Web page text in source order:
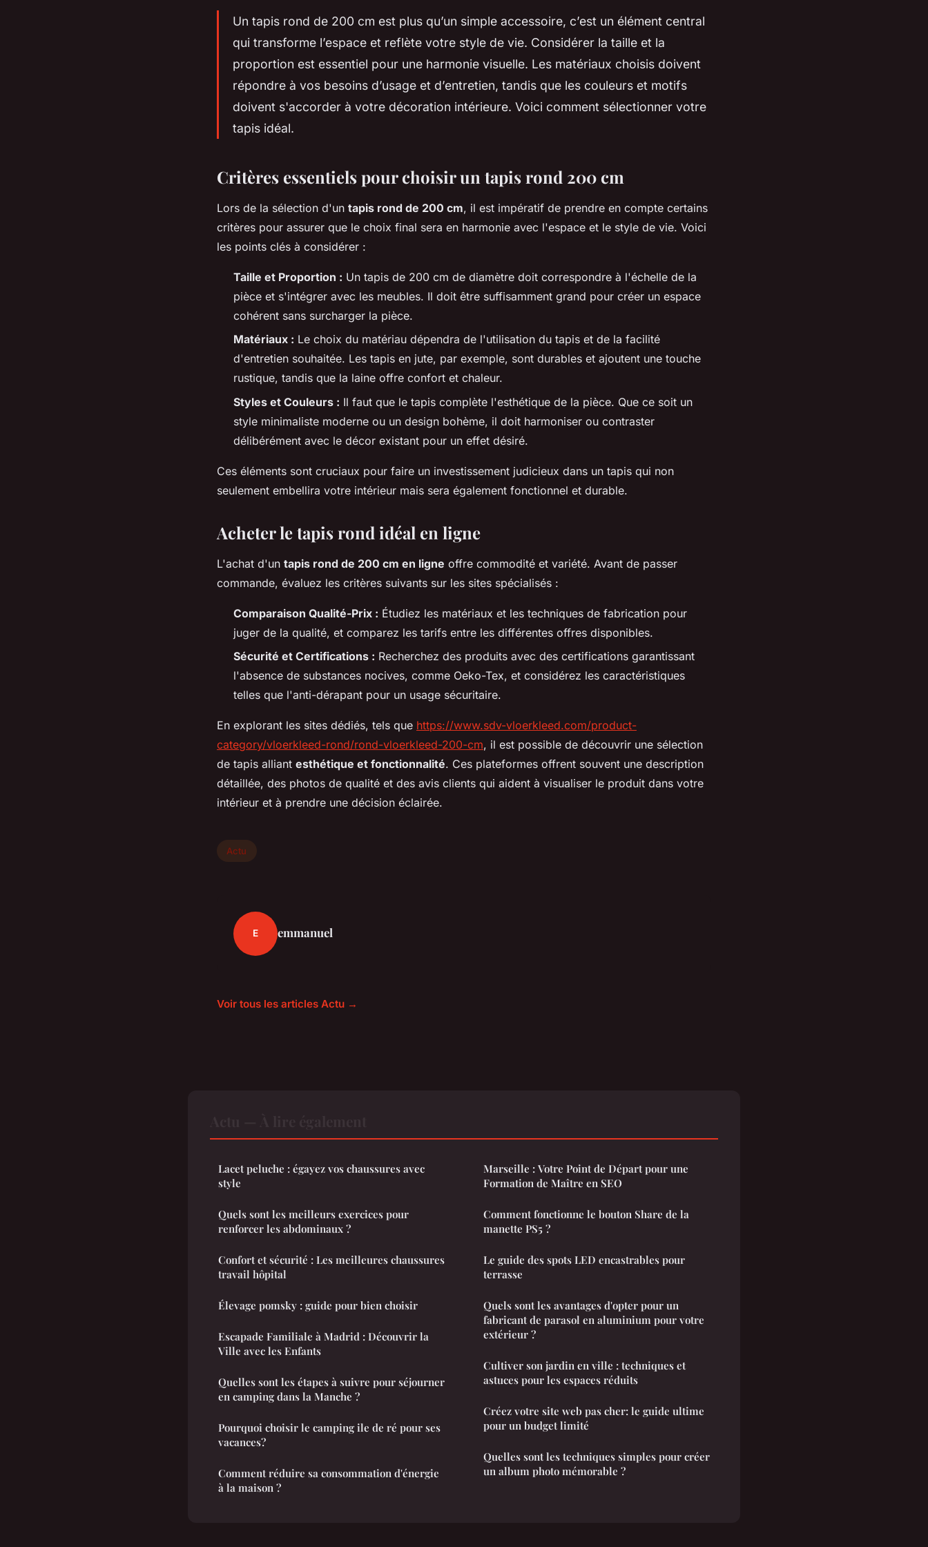
Un tapis rond de 200 cm est plus qu’un simple accessoire, c’est un élément central
qui transforme l’espace et reflète votre style de vie. Considérer la taille et la
proportion est essentiel pour une harmonie visuelle. Les matériaux choisis doivent
répondre à vos besoins d’usage et d’entretien, tandis que les couleurs et motifs
doivent s'accorder à votre décoration intérieure. Voici comment sélectionner votre
tapis idéal.
Critères essentiels pour choisir un tapis rond 200 cm
Lors de la sélection d'un tapis rond de 200 cm, il est impératif de prendre en compte certains
critères pour assurer que le choix final sera en harmonie avec l'espace et le style de vie. Voici
les points clés à considérer :
Taille et Proportion : Un tapis de 200 cm de diamètre doit correspondre à l'échelle de la
pièce et s'intégrer avec les meubles. Il doit être suffisamment grand pour créer un espace
cohérent sans surcharger la pièce.
Matériaux : Le choix du matériau dépendra de l'utilisation du tapis et de la facilité
d'entretien souhaitée. Les tapis en jute, par exemple, sont durables et ajoutent une touche
rustique, tandis que la laine offre confort et chaleur.
Styles et Couleurs : Il faut que le tapis complète l'esthétique de la pièce. Que ce soit un
style minimaliste moderne ou un design bohème, il doit harmoniser ou contraster
délibérément avec le décor existant pour un effet désiré.
Ces éléments sont cruciaux pour faire un investissement judicieux dans un tapis qui non
seulement embellira votre intérieur mais sera également fonctionnel et durable.
Acheter le tapis rond idéal en ligne
L'achat d'un tapis rond de 200 cm en ligne offre commodité et variété. Avant de passer
commande, évaluez les critères suivants sur les sites spécialisés :
Comparaison Qualité-Prix : Étudiez les matériaux et les techniques de fabrication pour
juger de la qualité, et comparez les tarifs entre les différentes offres disponibles.
Sécurité et Certifications : Recherchez des produits avec des certifications garantissant
l'absence de substances nocives, comme Oeko-Tex, et considérez les caractéristiques
telles que l'anti-dérapant pour un usage sécuritaire.
En explorant les sites dédiés, tels que https://www.sdv-vloerkleed.com/product-
category/vloerkleed-rond/rond-vloerkleed-200-cm, il est possible de découvrir une sélection
de tapis alliant esthétique et fonctionnalité. Ces plateformes offrent souvent une description
détaillée, des photos de qualité et des avis clients qui aident à visualiser le produit dans votre
intérieur et à prendre une décision éclairée.
Actu
E emmanuel
Voir tous les articles Actu →
Lacet peluche : égayez vos chaussures avec
style
Quels sont les meilleurs exercices pour
renforcer les abdominaux ?
Confort et sécurité : Les meilleures chaussures
travail hôpital
Élevage pomsky : guide pour bien choisir
Escapade Familiale à Madrid : Découvrir la
Ville avec les Enfants
Quelles sont les étapes à suivre pour séjourner
en camping dans la Manche ?
Pourquoi choisir le camping ile de ré pour ses
vacances?
Comment réduire sa consommation d'énergie
à la maison ?
Marseille : Votre Point de Départ pour une
Formation de Maître en SEO
Comment fonctionne le bouton Share de la
manette PS5 ?
Le guide des spots LED encastrables pour
terrasse
Quels sont les avantages d'opter pour un
fabricant de parasol en aluminium pour votre
extérieur ?
Cultiver son jardin en ville : techniques et
astuces pour les espaces réduits
Créez votre site web pas cher: le guide ultime
pour un budget limité
Quelles sont les techniques simples pour créer
un album photo mémorable ?